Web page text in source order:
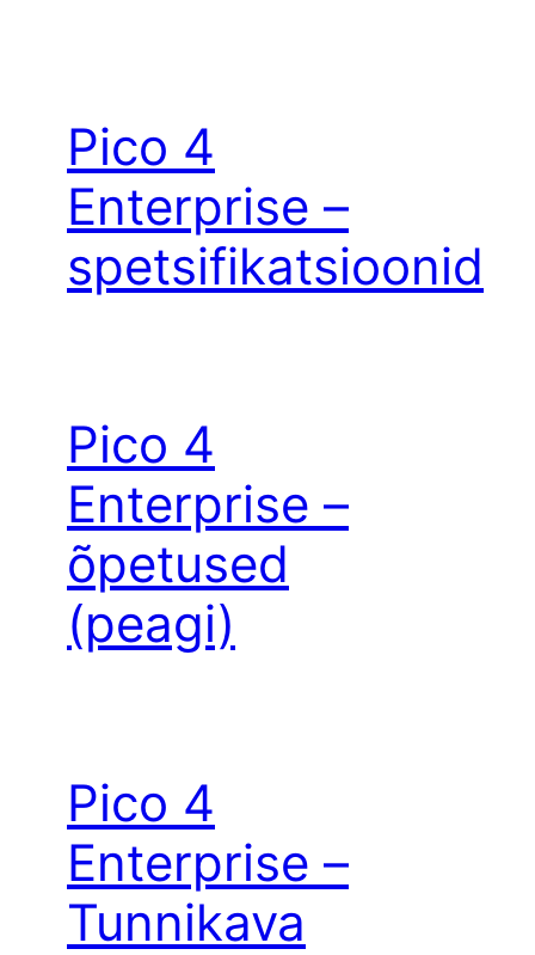
Pico 4
Enterprise –
spetsifikatsioonid
Pico 4
Enterprise –
õpetused
(peagi)
Pico 4
Enterprise –
Tunnikava